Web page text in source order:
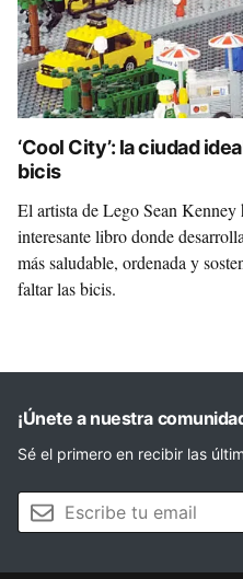
‘Cool City’: la ciudad
bicis
El artista de Lego Sean Kenney
interesante libro donde
más saludable, ordenada y
faltar las bicis.
¡Únete a nuestra
Sé el primero en recibir las
Tu email